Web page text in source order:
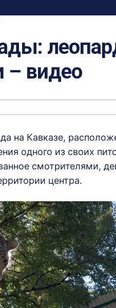
– видео
на Кавказе,
одного из своих
смотрителями,
центра.